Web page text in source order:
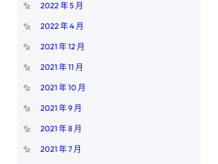
2022 年 5 月
2022 年 4 月
2021 年 12 月
2021 年 11 月
2021 年 10 月
2021 年 9 月
2021 年 8 月
2021 年 7 月